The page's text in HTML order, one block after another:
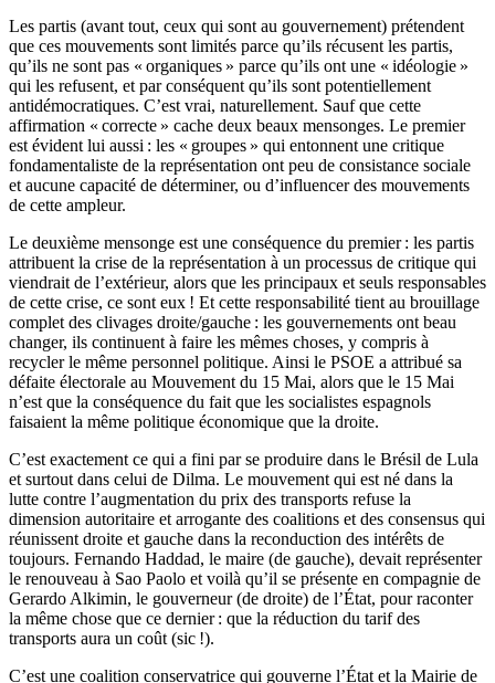
Les partis (avant tout, ceux qui sont au gouvernement) prétendent
que ces mouvements sont limités parce qu’ils récusent les partis,
qu’ils ne sont pas « organiques » parce qu’ils ont une « idéologie »
qui les refusent, et par conséquent qu’ils sont potentiellement
antidémocratiques. C’est vrai, naturellement. Sauf que cette
affirmation « correcte » cache deux beaux mensonges. Le premier
est évident lui aussi : les « groupes » qui entonnent une critique
fondamentaliste de la représentation ont peu de consistance sociale
et aucune capacité de déterminer, ou d’influencer des mouvements
de cette ampleur.
Le deuxième mensonge est une conséquence du premier : les partis
attribuent la crise de la représentation à un processus de critique qui
viendrait de l’extérieur, alors que les principaux et seuls responsables
de cette crise, ce sont eux ! Et cette responsabilité tient au brouillage
complet des clivages droite/gauche : les gouvernements ont beau
changer, ils continuent à faire les mêmes choses, y compris à
recycler le même personnel politique. Ainsi le PSOE a attribué sa
défaite électorale au Mouvement du 15 Mai, alors que le 15 Mai
n’est que la conséquence du fait que les socialistes espagnols
faisaient la même politique économique que la droite.
C’est exactement ce qui a fini par se produire dans le Brésil de Lula
et surtout dans celui de Dilma. Le mouvement qui est né dans la
lutte contre l’augmentation du prix des transports refuse la
dimension autoritaire et arrogante des coalitions et des consensus qui
réunissent droite et gauche dans la reconduction des intérêts de
toujours. Fernando Haddad, le maire (de gauche), devait représenter
le renouveau à Sao Paolo et voilà qu’il se présente en compagnie de
Gerardo Alkimin, le gouverneur (de droite) de l’État, pour raconter
la même chose que ce dernier : que la réduction du tarif des
transports aura un coût (sic !).
C’est une coalition conservatrice qui gouverne l’État et la Mairie de